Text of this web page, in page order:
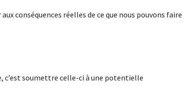
conséquences réelles de ce que nous pouvons faire
c’est soumettre celle-ci à une potentielle